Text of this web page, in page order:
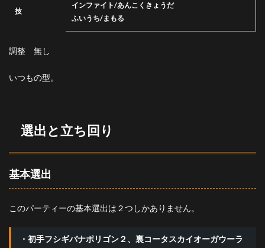
技
インファイト/あんこくきょうだ
ふいうち/まもる
調整 無し
いつもの型。
選出と立ち回り
基本選出
このパーティーの基本選出は２つしかありません。
・初手フシギバナポリゴン２、裏コータスカイオーガウーラ